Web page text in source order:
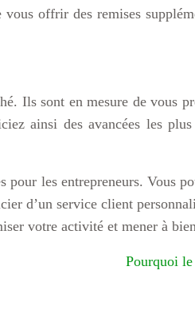
offrir des remises
Ils sont en mesure de vous
ainsi des avancées les
les entrepreneurs. Vous
d’un service client
votre activité et mener à
Pourquoi